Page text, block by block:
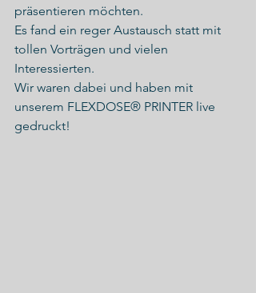
präsentieren möchten.
Es fand ein reger Austausch statt mit
tollen Vorträgen und vielen
Interessierten.
Wir waren dabei und haben mit
unserem FLEXDOSE® PRINTER live
gedruckt!